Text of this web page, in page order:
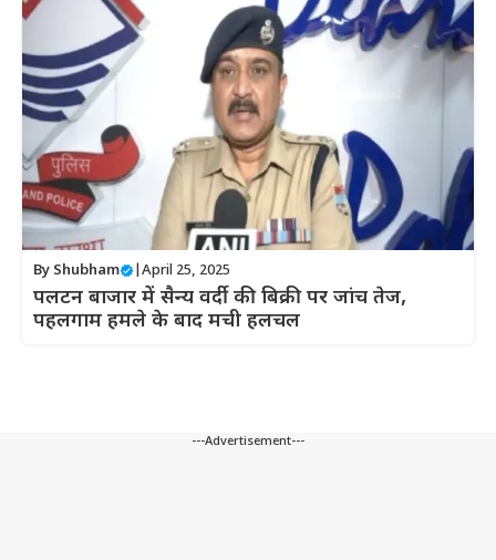
By Shubham April 25, 2025
पलटन बाजार में सैन्य वर्दी की बिक्री पर जांच तेज,
पहलगाम हमले के बाद मची हलचल
---Advertisement---